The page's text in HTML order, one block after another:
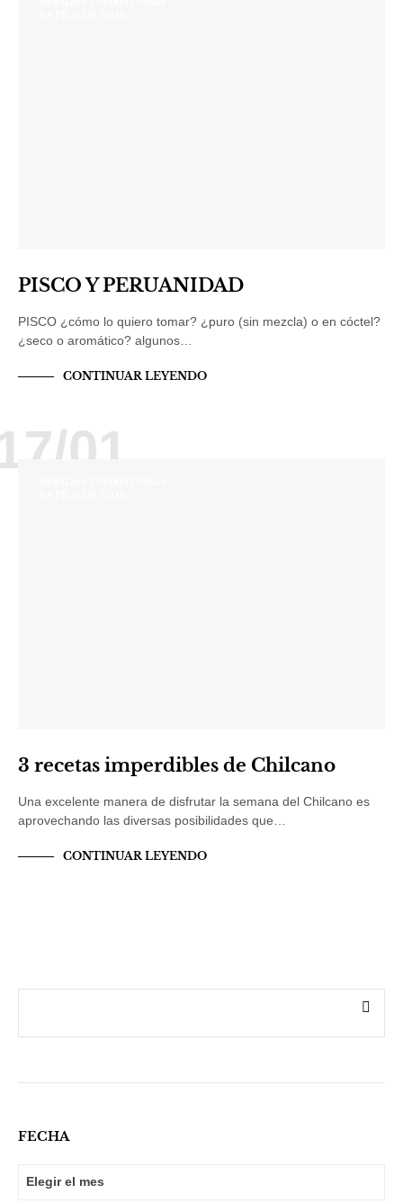
PISCO Y PERUANIDAD
PISCO ¿cómo lo quiero tomar? ¿puro (sin mezcla) o en cóctel?
¿seco o aromático? algunos…
CONTINUAR LEYENDO
01
3 recetas imperdibles de Chilcano
Una excelente manera de disfrutar la semana del Chilcano es
aprovechando las diversas posibilidades que…
CONTINUAR LEYENDO
FECHA